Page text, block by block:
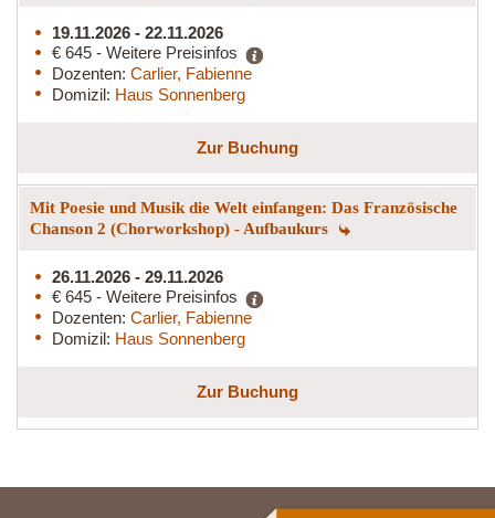
19.11.2026 - 22.11.2026
€ 645 - Weitere Preisinfos
Dozenten: Carlier, Fabienne
Domizil: Haus Sonnenberg
Zur Buchung
Mit Poesie und Musik die Welt einfangen: Das Französische
Chanson 2 (Chorworkshop) - Aufbaukurs
26.11.2026 - 29.11.2026
€ 645 - Weitere Preisinfos
Dozenten: Carlier, Fabienne
Domizil: Haus Sonnenberg
Zur Buchung